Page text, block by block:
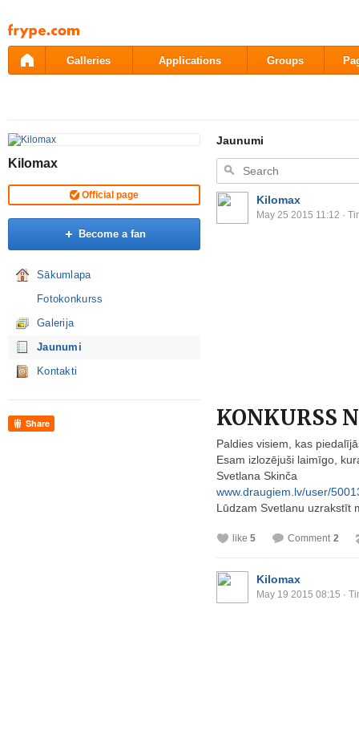
Pāriet
uz
saturu
Galleries Applications Groups
Kilomax
Official page
Become a fan
Sākumlapa
Fotokonkurss
Galerija
Jaunumi
Kontakti
Share
Jaunumi
Kilomax
May 25 2015 11:12 ·
KONKURSS
Paldies visiem, kas
Esam izlozējuši laimīgo,
Svetlana Skinča
www.draugiem.lv/user/
Lūdzam Svetlanu uzrakstīt
like 5 Comment 2
Kilomax
May 19 2015 08:15 ·